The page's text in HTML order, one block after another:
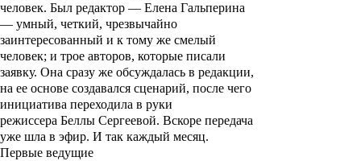
человек. Был редактор — Елена Гальперина
— умный, четкий, чрезвычайно
заинтересованный и к тому же смелый
человек; и трое авторов, которые писали
заявку. Она сразу же обсуждалась в редакции,
на ее основе создавался сценарий, после чего
инициатива переходила в руки
режиссера Беллы Сергеевой. Вскоре передача
уже шла в эфир. И так каждый месяц.
Первые ведущие